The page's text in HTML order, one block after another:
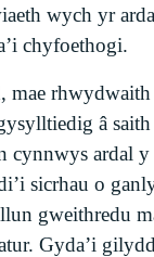
wych yr
chyfoethogi.
rhwydwaith
â
cynnwys ardal y
sicrhau o
gweithredu
Gyda’i